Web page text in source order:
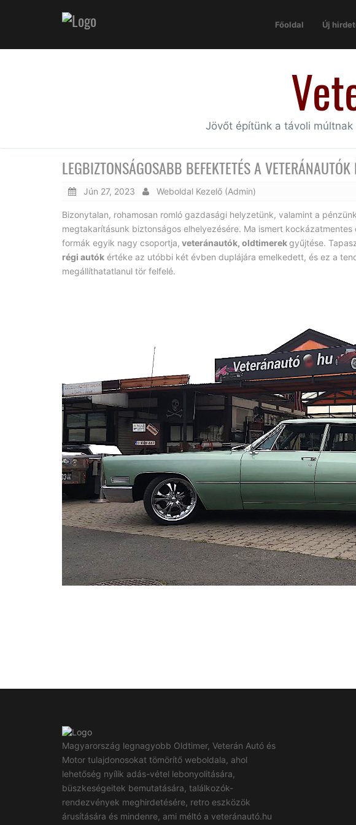
Főoldal Új
Jövőt építünk a távoli
LEGBIZTONSÁGOSABB BEFEKTETÉS A
Jún 27, 2023 Weboldal Kezelő (Admin)
Bizonytalan, rohamosan romló gazdasági helyzetünk, valamint a
megtakarításunk biztonságos elhelyezésére. Ma ismert
formák egyik nagy csoportja, veteránautók, oldtimerekgyűjtése.
régi autók értéke az utóbbi két évben duplájára emelkedett, és ez a
megállíthatatlanul tör felfelé.
Magyarország legnagyobb Oldtimer, Veterán Autó és
Motor tulajdonosokat tömörítő weboldala, ahol
lehetőség nyílik adás-vétel lebonyolitására,
büszkeségeitek bemutatására, találkozók-
rendezvények meghirdetésére, retro eszközök
árusítására és mindenre, ami méltó a veteránautó.hu